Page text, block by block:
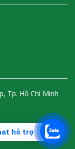
Tp. Hồ Chí Minh
hỗ trợ